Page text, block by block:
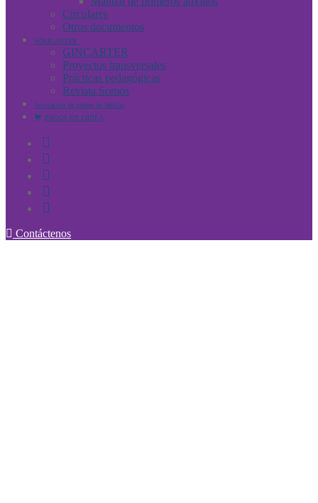
Circulares
Otros documentos
WIKICARTER
GINCARTER
Proyectos transversales
Prácticas pedagógicas
Revista Somos
Asociación de padres de familia
PAGOS EN LÍINEA
Contáctenos